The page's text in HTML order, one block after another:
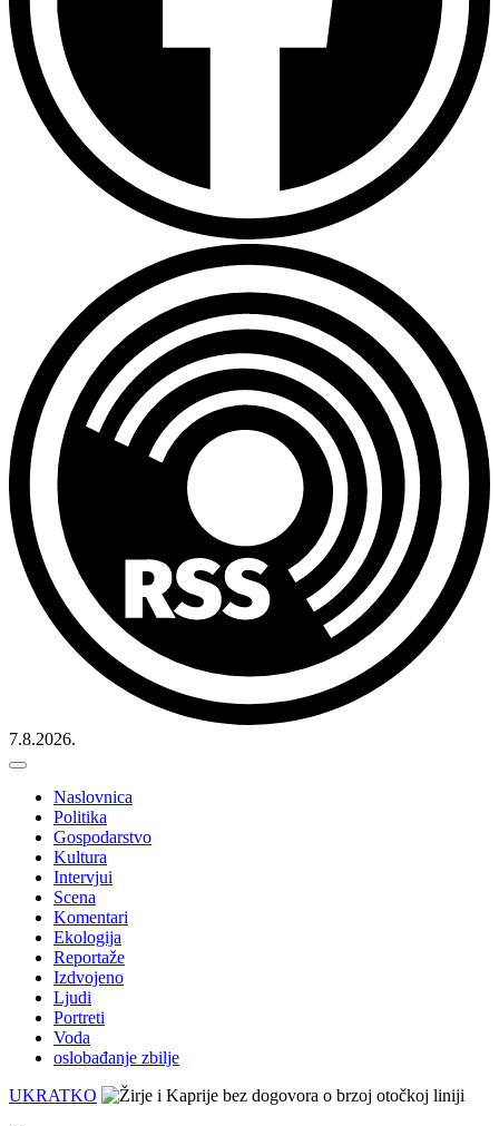
7.8.2026.
Naslovnica
Politika
Gospodarstvo
Kultura
Intervjui
Scena
Komentari
Ekologija
Reportaže
Izdvojeno
Ljudi
Portreti
Voda
oslobađanje zbilje
UKRATKO